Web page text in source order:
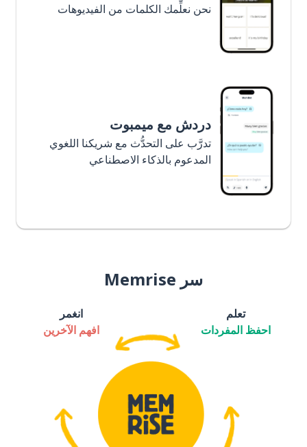
نحن نعلِّمك الكلمات من الفيديوهات
دردش مع ميمبوت
تدرَّب على التحدُّث مع شريكنا اللغوي
المدعوم بالذكاء الاصطناعي
سر Memrise
تعلم
احفظ المفردات
انغمر
افهم الآخرين